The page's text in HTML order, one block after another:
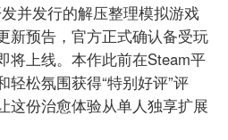
并发行的解压整理模拟游戏
新预告，官方正式确认备受玩
将上线。本作此前在Steam平
轻松氛围获得“特别好评”评
这份治愈体验从单人独享扩展